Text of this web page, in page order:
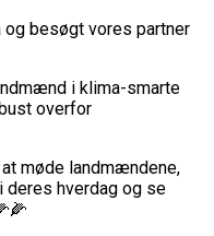
besøgt vores partner
i klima-smarte
overfor
møde landmændene,
hverdag og se